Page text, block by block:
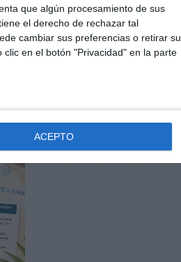
que algún procesamiento de sus
el derecho de rechazar tal
cambiar sus preferencias o retirar su
en el botón "Privacidad" en la parte
ACEPTO